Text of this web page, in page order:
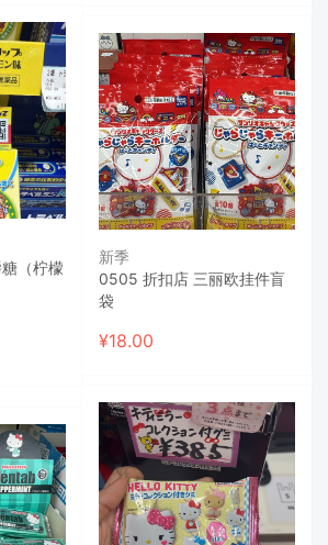
新季
0505 折扣店 三丽欧挂件盲
袋
¥18.00